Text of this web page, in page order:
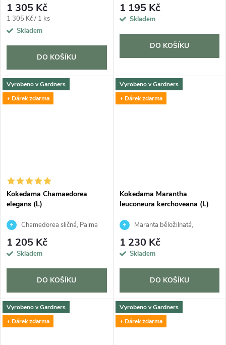
1 305 Kč
Měrná
cena:
1 305 Kč / 1 ks
Skladem
DO KOŠÍKU
1 195 Kč
Skladem
DO KOŠÍKU
Vyrobeno v Gardners
+ Dárek zdarma
Kokedama Chamaedorea
elegans (L)
Chamedorea sličná, Palma
horská, Oštěpuška nádherná
1 205 Kč
Skladem
DO KOŠÍKU
Vyrobeno v Gardners
+ Dárek zdarma
Kokedama Marantha
leuconeura kerchoveana (L)
Maranta běložilnatá,
Modlivka
1 230 Kč
Skladem
DO KOŠÍKU
Vyrobeno v Gardners
+ Dárek zdarma
Vyrobeno v Gardners
+ Dárek zdarma